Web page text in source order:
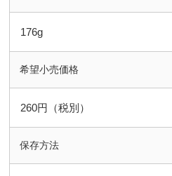
176g
希望小売価格
260円（税別）
保存方法